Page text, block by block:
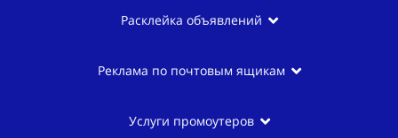
Расклейка объявлений
Реклама по почтовым ящикам
Услуги промоутеров